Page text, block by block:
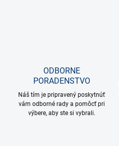
ODBORNE
PORADENSTVO
Náš tím je pripravený poskytnúť
vám odborné rady a pomôcť pri
výbere, aby ste si vybrali.